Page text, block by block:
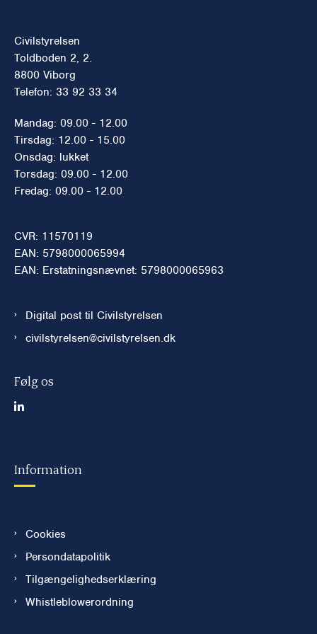
Civilstyrelsen
Toldboden 2, 2.
8800 Viborg
Telefon: 33 92 33 34
Mandag: 09.00 - 12.00
Tirsdag: 12.00 - 15.00
Onsdag: lukket
Torsdag: 09.00 - 12.00
Fredag: 09.00 - 12.00
CVR: 11570119
EAN: 5798000065994
EAN: Erstatningsnævnet: 5798000065963
Digital post til Civilstyrelsen
civilstyrelsen@civilstyrelsen.dk
Følg os
Information
Cookies
Persondatapolitik
Tilgængelighedserklæring
Whistleblowerordning